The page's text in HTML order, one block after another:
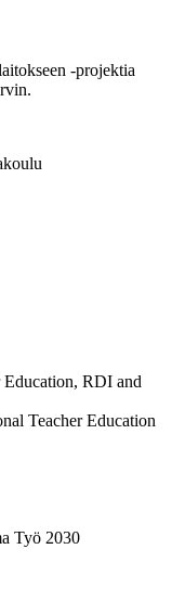
-projektia
RDI and
Teacher Education